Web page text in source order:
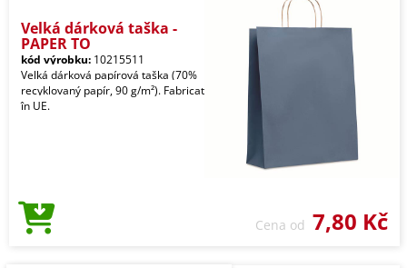
Velká dárková taška -
PAPER TO
kód výrobku: 10215511
Velká dárková papírová taška (70%
recyklovaný papír, 90 g/m²). Fabricat
în UE.
Cena od 7,80 Kč